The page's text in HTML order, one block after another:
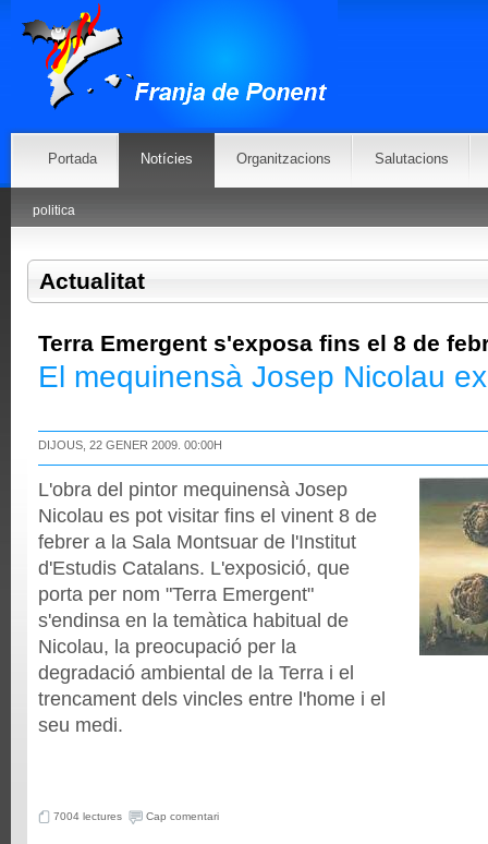
Portada Notícies Organitzacions Salutacions
politica
Actualitat
Terra Emergent s'exposa fins el 8 de
El mequinensà Josep Nicolau
DIJOUS, 22 GENER 2009. 00:00H
L'obra del pintor mequinensà Josep
Nicolau es pot visitar fins el vinent 8 de
febrer a la Sala Montsuar de l'Institut
d'Estudis Catalans. L'exposició, que
porta per nom "Terra Emergent"
s'endinsa en la temàtica habitual de
Nicolau, la preocupació per la
degradació ambiental de la Terra i el
trencament dels vincles entre l'home i el
seu medi.
7004 lectures Cap comentari